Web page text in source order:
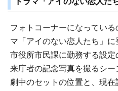
フォトコーナーになってい
マ「アイのない恋人たち」に
市役所市民課に勤務する設
来庁者の記念写真を撮るシー
劇中のセットの位置と、現